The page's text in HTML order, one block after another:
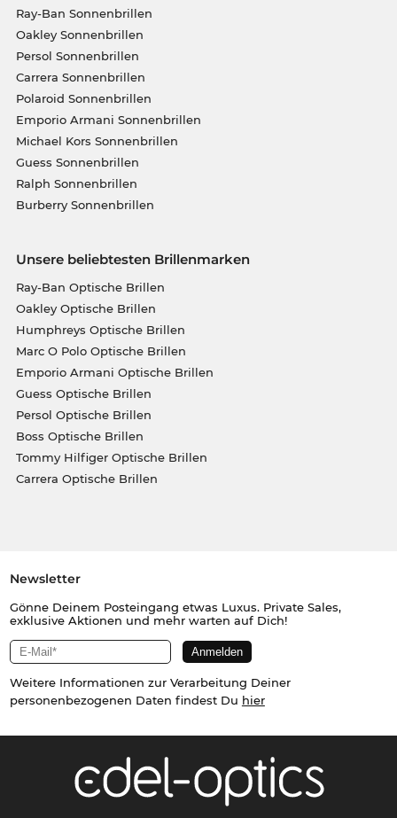
Ray-Ban Sonnenbrillen
Oakley Sonnenbrillen
Persol Sonnenbrillen
Carrera Sonnenbrillen
Polaroid Sonnenbrillen
Emporio Armani Sonnenbrillen
Michael Kors Sonnenbrillen
Guess Sonnenbrillen
Ralph Sonnenbrillen
Burberry Sonnenbrillen
Unsere beliebtesten Brillenmarken
Ray-Ban Optische Brillen
Oakley Optische Brillen
Humphreys Optische Brillen
Marc O Polo Optische Brillen
Emporio Armani Optische Brillen
Guess Optische Brillen
Persol Optische Brillen
Boss Optische Brillen
Tommy Hilfiger Optische Brillen
Carrera Optische Brillen
Newsletter
Gönne Deinem Posteingang etwas Luxus. Private Sales,
exklusive Aktionen und mehr warten auf Dich!
Weitere Informationen zur Verarbeitung Deiner
personenbezogenen Daten findest Du hier